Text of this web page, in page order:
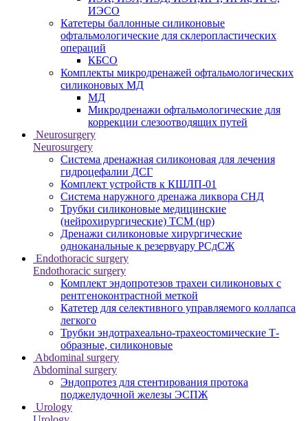
ИЭСО
Катетеры баллонные силиконовые
офтальмологические для склеропластических
операций
КБСО
Комплекты микродренажей офтальмологических
силиконовых МД
МД
Микродренажи офтальмологические для
коррекции слезоотводящих путей
Neurosurgery
Neurosurgery
Система дренажная силиконовая для лечения
гидроцефалии ДСГ
Комплект устройств к КШЛП-01
Система наружного дренажа ликвора СНД
Трубки силиконовые медицинские
(нейрохирургические) ТСМ (нр)
Дренажи силиконовые хирургические
одноканальные к резервуару РСдСЖ
Endothoracic surgery
Endothoracic surgery
Комплект эндопротезов трахеи силиконовых с
рентгеноконтрастной меткой
Катетер для селективного управляемого коллапса
легкого
Трубки эндотрахеально-трахеостомические Т-
образные, силиконовые
Abdominal surgery
Abdominal surgery
Эндопротез для стентирования протока
поджелудочной железы ЭСПЖ
Urology